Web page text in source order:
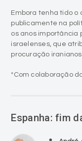
Embora tenha tido o
publicamente na
os anos importância
israelenses, que
procuração
*Com colaboração
Espanha: fim